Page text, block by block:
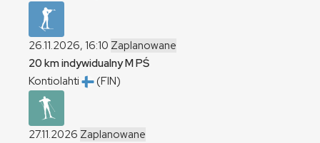
26.11.2026, 16:10 Zaplanowane
20 km indywidualnyMPŚ
Kontiolahti
(FIN)
27.11.2026 Zaplanowane